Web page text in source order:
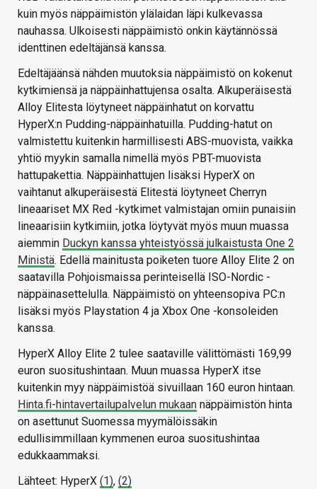
kuin myös näppäimistön ylälaidan läpi kulkevassa
nauhassa. Ulkoisesti näppäimistö onkin käytännössä
identtinen edeltäjänsä kanssa.
Edeltäjäänsä nähden muutoksia näppäimistö on kokenut
kytkimiensä ja näppäinhattujensa osalta. Alkuperäisestä
Alloy Elitesta löytyneet näppäinhatut on korvattu
HyperX:n Pudding-näppäinhatuilla. Pudding-hatut on
valmistettu kuitenkin harmillisesti ABS-muovista, vaikka
yhtiö myykin samalla nimellä myös PBT-muovista
hattupakettia. Näppäinhattujen lisäksi HyperX on
vaihtanut alkuperäisestä Elitestä löytyneet Cherryn
lineaariset MX Red -kytkimet valmistajan omiin punaisiin
lineaarisiin kytkimiin, jotka löytyvät myös muun muassa
aiemmin Duckyn kanssa yhteistyössä julkaistusta One 2
Ministä. Edellä mainitusta poiketen tuore Alloy Elite 2 on
saatavilla Pohjoismaissa perinteisellä ISO-Nordic -
näppäinasettelulla. Näppäimistö on yhteensopiva PC:n
lisäksi myös Playstation 4 ja Xbox One -konsoleiden
kanssa.
HyperX Alloy Elite 2 tulee saataville välittömästi 169,99
euron suositushintaan. Muun muassa HyperX itse
kuitenkin myy näppäimistöä sivuillaan 160 euron hintaan.
Hinta.fi-hintavertailupalvelun mukaan näppäimistön hinta
on asettunut Suomessa myymälöissäkin
edullisimmillaan kymmenen euroa suositushintaa
edukkaammaksi.
Lähteet: HyperX (1), (2)